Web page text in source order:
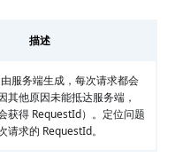
描述
服务端生成，每次请求都会
其他原因未能抵达服务端，
获得 RequestId）。定位问题
请求的 RequestId。